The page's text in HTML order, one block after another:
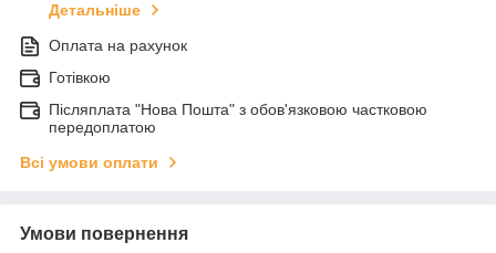
Детальніше
Оплата на рахунок
Готівкою
Післяплата "Нова Пошта" з обов'язковою частковою
передоплатою
Всі умови оплати
Умови повернення